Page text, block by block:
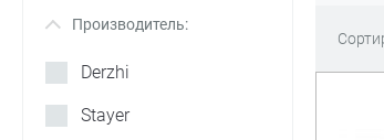
+ Производитель:
Derzhi
Stayer